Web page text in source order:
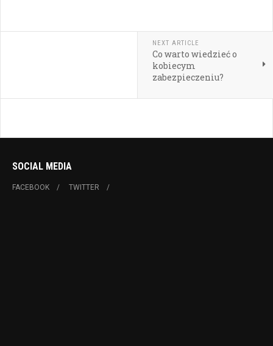
NEXT ARTICLE
Co warto wiedzieć o
kobiecym
zabezpieczeniu?
SOCIAL MEDIA
FACEBOOK TWITTER